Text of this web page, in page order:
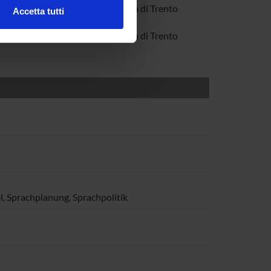
Accetta tutti Università di Trento
Università di Trento
Sprachplanung, Sprachpolitik